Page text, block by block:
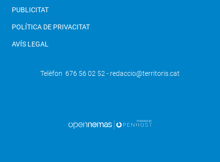
PUBLICITAT
POLÍTICA DE PRIVACITAT
AVÍS LEGAL
Telèfon 676 56 02 52 - redaccio@territoris.cat